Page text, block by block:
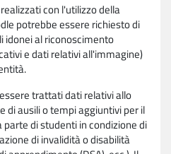
con l'utilizzo della
potrebbe essere richiesto di
idonei al riconoscimento
e dati relativi all'immagine)
trattati dati relativi allo
di ausili o tempi aggiuntivi per il
di studenti in condizione di
di invalidità o disabilità